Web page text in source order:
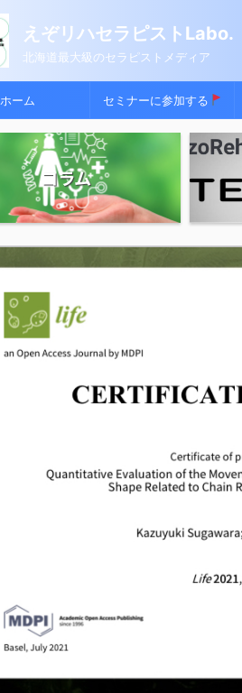
えぞリハセラピストLabo.
北海道最大級のセラピストメディア
ホーム セミナーに参加する
コラム